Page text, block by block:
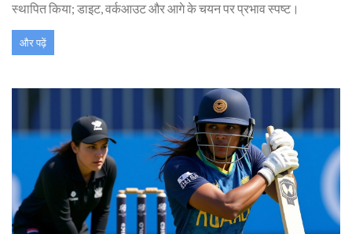
स्थापित किया; डाइट, वर्कआउट और आगे के चयन पर प्रभाव स्पष्ट।
और पढ़ें